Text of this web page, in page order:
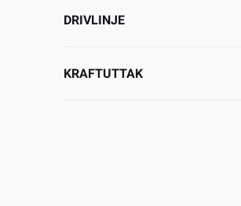
DRIVLINJE
KRAFTUTTAK